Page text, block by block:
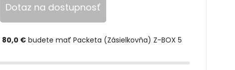
Dotaz na dostupnosť
80,0 €budete mať Packeta (Zásielkovňa) Z-BOX 5